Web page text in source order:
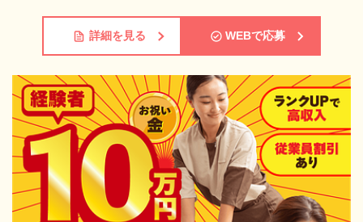
詳細を見る WEBで応募